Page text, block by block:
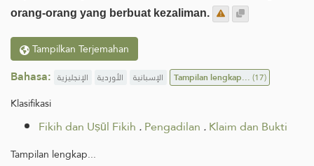
orang-orang yang berbuat kezaliman.
Tampilkan Terjemahan
Bahasa: الإنجليزية الأوردية الإسبانية Tampilan lengkap...(17)
Klasifikasi
Fikih dan Uṣūl Fikih .Pengadilan .Klaim dan Bukti
Tampilan lengkap...